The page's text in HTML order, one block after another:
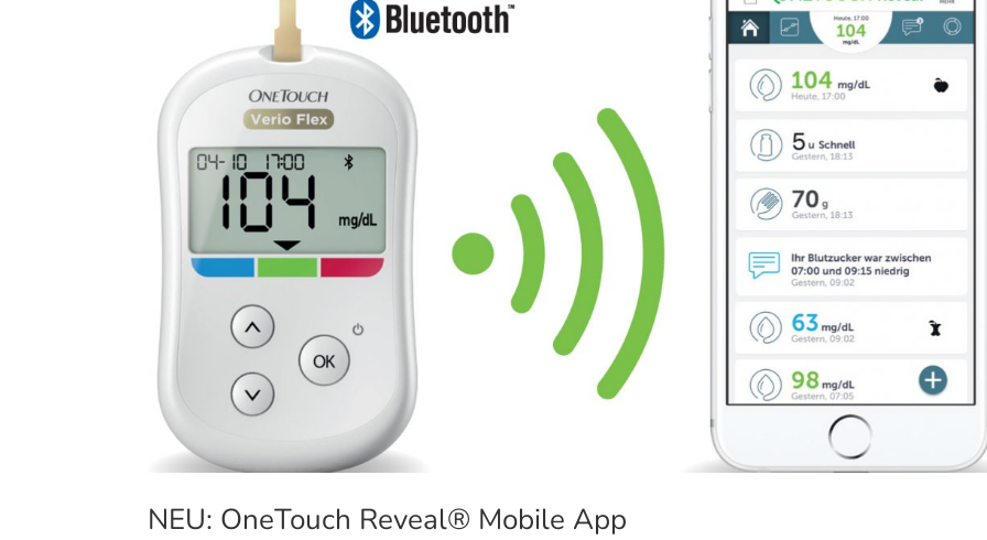
NEU: OneTouch Reveal® Mobile App